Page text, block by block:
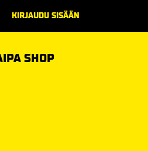
KIRJAUDU SISÄÄN
SHOP